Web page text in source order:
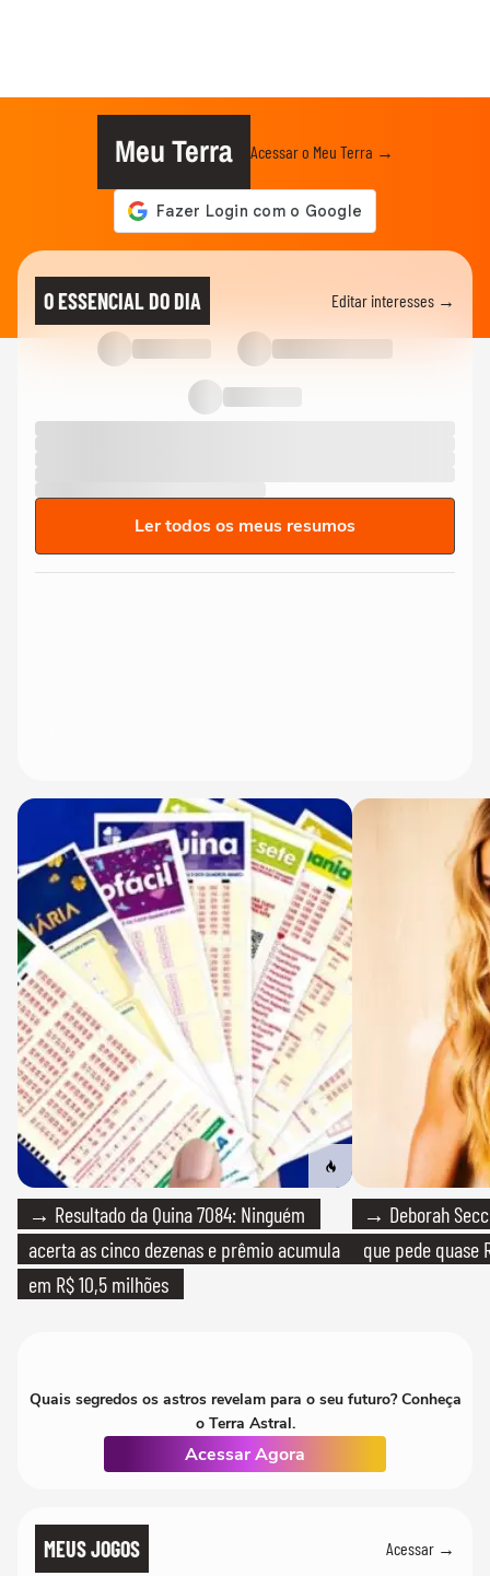
Meu Terra Acessar o Meu Terra →
O ESSENCIAL DO DIA Editar interesses →
Ler todos os meus resumos
→ Resultado da Quina 7084: Ninguém
acerta as cinco dezenas e prêmio acumula
em R$ 10,5 milhões
→ Deborah
que pede quase
Quais segredos os astros revelam para o seu futuro? Conheça
o Terra Astral.
Acessar Agora
MEUS JOGOS Acessar →